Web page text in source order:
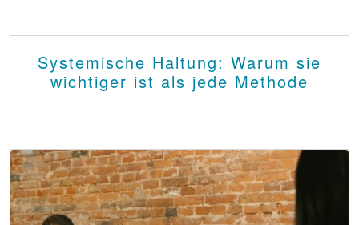
Systemische Haltung: Warum sie
wichtiger ist als jede Methode